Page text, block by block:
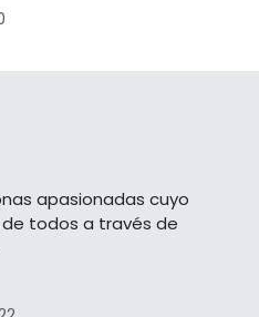
apasionadas cuyo
todos a través de